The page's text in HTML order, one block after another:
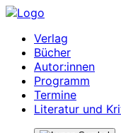
Verlag
Bücher
Autor:innen
Programm
Termine
Literatur und